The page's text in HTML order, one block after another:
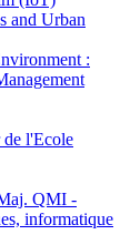
and Urban
:
l'Ecole
QMI -
informatique